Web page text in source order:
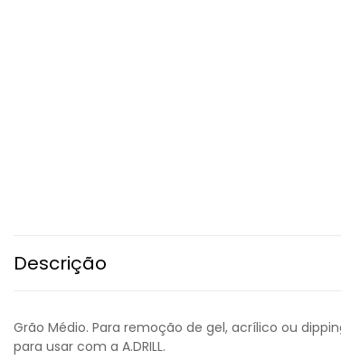
Descrição
Grão Médio. Para remoção de gel, acrílico ou
para usar com a A.DRILL.